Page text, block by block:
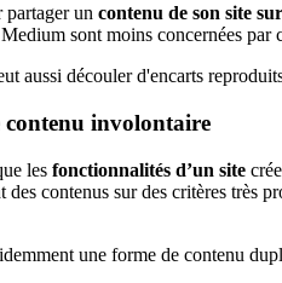
partager un contenu de son site
sont moins concernées par
aussi découler d'encarts
involontaire
les fonctionnalités d’un site
des contenus sur des critères très
une forme de contenu